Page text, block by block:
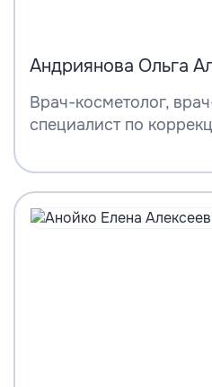
Андриянова Ольга
Врач-косметолог,
специалист по